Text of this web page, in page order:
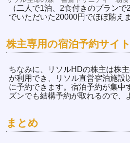
（二人で1泊、2食付きのプラン
でいただいた20000円でほぼ賄え
株主専用の宿泊予約サイト
ちなみに、リソルHDの株主は株
が利用でき、リソル直営宿泊施設
に予約できます。宿泊予約が集中
ズンでも結構予約が取れるので、
まとめ